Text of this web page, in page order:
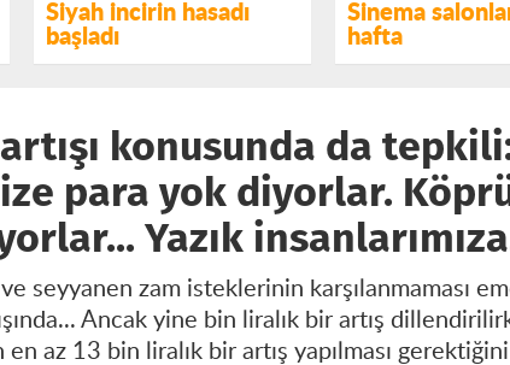
Siyah incirin hasadı
başladı
Sinema
hafta
konusunda da
para yok diyorlar.
Yazık
seyyanen zam isteklerinin karşılanmaması
Ancak yine bin liralık bir artış
az 13 bin liralık bir artış yapılması gerektiğini